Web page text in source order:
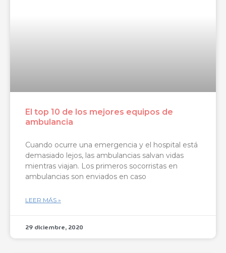
El top 10 de los mejores equipos de
ambulancia
Cuando ocurre una emergencia y el hospital está
demasiado lejos, las ambulancias salvan vidas
mientras viajan. Los primeros socorristas en
ambulancias son enviados en caso
LEER MÁS »
29 diciembre, 2020